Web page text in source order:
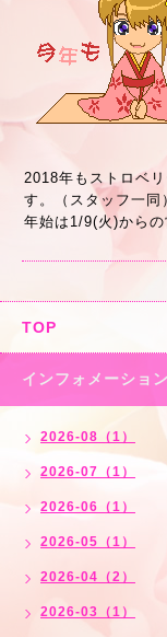
2018年もストロベ
す。（スタッフ一同
年始は1/9(火)からの
TOP
インフォメーション
2026-08（1）
2026-07（1）
2026-06（1）
2026-05（1）
2026-04（2）
2026-03（1）